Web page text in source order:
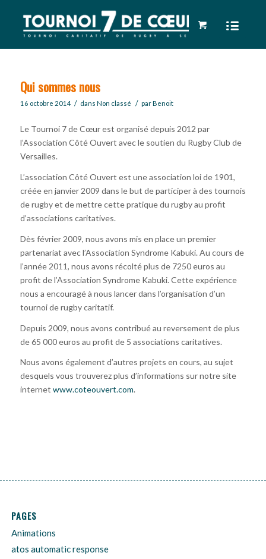
Qui sommes nous
16 octobre 2014 / dans Non classé / parBenoit
Le Tournoi 7 de Cœur est organisé depuis 2012 par
l’Association Côté Ouvert avec le soutien du Rugby Club de
Versailles.
L’association Côté Ouvert est une association loi de 1901,
créée en janvier 2009 dans le but de participer à des tournois
de rugby et de mettre cette pratique du rugby au profit
d’associations caritatives.
Dès février 2009, nous avons mis en place un premier
partenariat avec l’Association Syndrome Kabuki. Au cours de
l’année 2011, nous avons récolté plus de 7250 euros au
profit de l’Association Syndrome Kabuki. Cette expérience
nous a encouragé à nous lancer dans l’organisation d’un
tournoi de rugby caritatif.
Depuis 2009, nous avons contribué au reversement de plus
de 65 000 euros au profit de 5 associations caritatives.
Nous avons également d’autres projets en cours, au sujet
desquels vous trouverez plus d’informations sur notre site
internet www.coteouvert.com.
PAGES
Animations
atos automatic response